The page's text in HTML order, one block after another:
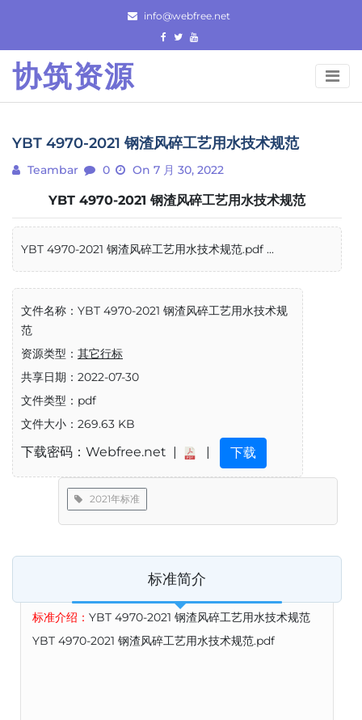
content
info@webfree.net
协筑资源
YBT 4970-2021 钢渣风碎工艺用水技术规范
Teambar 0 On 7 月 30, 2022
YBT 4970-2021 钢渣风碎工艺用水技术规范
YBT 4970-2021 钢渣风碎工艺用水技术规范.pdf ...
文件名称：YBT 4970-2021 钢渣风碎工艺用水技术规
范
资源类型： 其它行标
共享日期：2022-07-30
文件类型：pdf
文件大小：269.63 KB
下载密码：Webfree.net | | 下载
2021年标准
标准简介
标准介绍： YBT 4970-2021 钢渣风碎工艺用水技术规范
YBT 4970-2021 钢渣风碎工艺用水技术规范.pdf